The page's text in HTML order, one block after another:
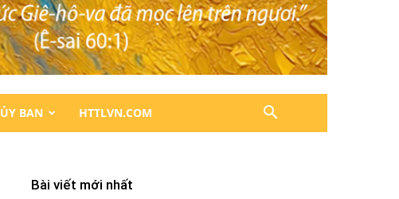
ỦY BAN HTTLVN.COM
Bài viết mới nhất